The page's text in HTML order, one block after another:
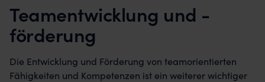
Teamentwicklung und -
förderung
Die Entwicklung und Förderung von teamorientierten
Fähigkeiten und Kompetenzen ist ein weiterer wichtiger